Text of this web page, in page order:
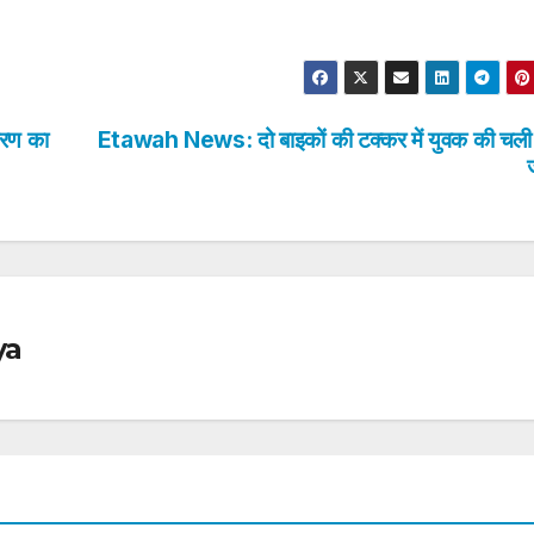
Etawah News: दो बाइकों की टक्कर में युवक की
का